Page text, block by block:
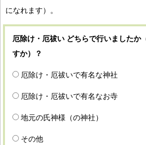
になれます）。
厄除け・厄祓い どちらで行いましたか
すか）？
厄除け・厄祓いで有名な神社
厄除け・厄祓いで有名なお寺
地元の氏神様（の神社）
その他